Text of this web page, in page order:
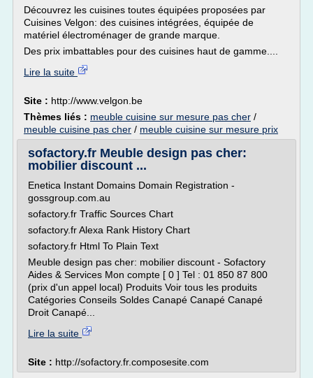
Découvrez les cuisines toutes équipées proposées par
Cuisines Velgon: des cuisines intégrées, équipée de
matériel électroménager de grande marque.
Des prix imbattables pour des cuisines haut de gamme....
Lire la suite
Site : http://www.velgon.be
Thèmes liés : meuble cuisine sur mesure pas cher /
meuble cuisine pas cher / meuble cuisine sur mesure prix
sofactory.fr Meuble design pas cher:
mobilier discount ...
Enetica Instant Domains Domain Registration -
gossgroup.com.au
sofactory.fr Traffic Sources Chart
sofactory.fr Alexa Rank History Chart
sofactory.fr Html To Plain Text
Meuble design pas cher: mobilier discount - Sofactory
Aides & Services Mon compte [ 0 ] Tel : 01 850 87 800
(prix d'un appel local) Produits Voir tous les produits
Catégories Conseils Soldes Canapé Canapé Canapé
Droit Canapé...
Lire la suite
Site : http://sofactory.fr.composesite.com